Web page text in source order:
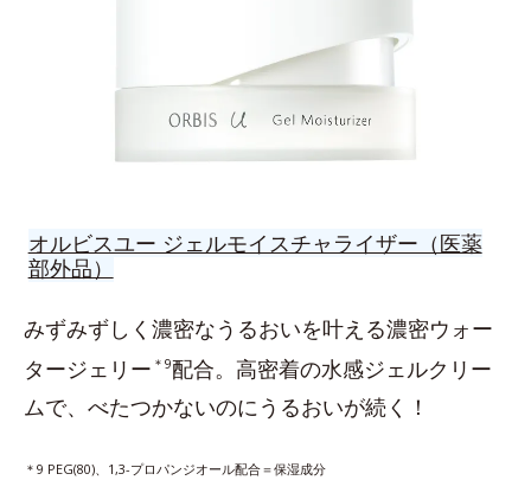
オルビスユー ジェルモイスチャライザー（医薬
部外品）
みずみずしく濃密なうるおいを叶える濃密ウォー
タージェリー ＊9配合。高密着の水感ジェルクリー
ムで、べたつかないのにうるおいが続く！
＊9 PEG(80)、1,3-プロパンジオール配合＝保湿成分